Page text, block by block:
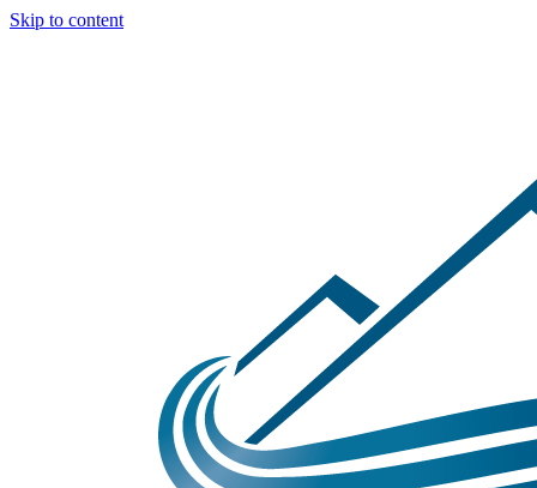
Skip to content